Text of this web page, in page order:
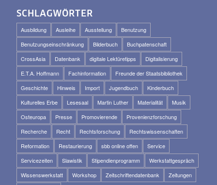
SCHLAGWÖRTER
Ausbildung Ausleihe Ausstellung
Benutzung
Benutzungseinschränkung
Bilderbuch
Buchpatenschaft
CrossAsia
Datenbank digitale Lektüretipps
Digitalisierung
E.T.A. Hoffmann
Fachinformation
Freunde der Staatsbibliothek
Geschichte
Hinweis Import Jugendbuch
Kinderbuch
Kulturelles Erbe
Lesesaal Martin Luther Materialität
Musik
Osteuropa
Presse Promovierende
Provenienzforschung
Recherche
Recht Rechtsforschung
Rechtswissenschaften
Reformation
Restaurierung sbb online offen
Service
Servicezeiten
Slawistik Stipendienprogramm
Werkstattgespräch
Wissenswerkstatt
Workshop Zeitschriftendatenbank
Zeitungen